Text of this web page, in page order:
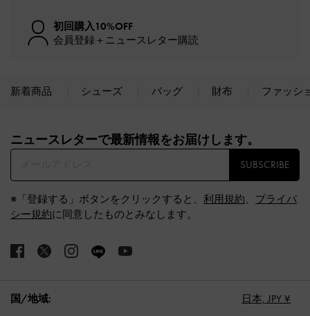
初回購入10%OFF
会員登録＋ニュースレター購読
新着商品 シューズ バッグ 財布 ファッシ
ニュースレターで最新情報をお届けします。​
SUBSCRIBE
※「登録する」ボタンをクリックすると、 利用規約、 プライバ
シー規約に同意したものとみなします。
国/地域: 日本, JPY ¥